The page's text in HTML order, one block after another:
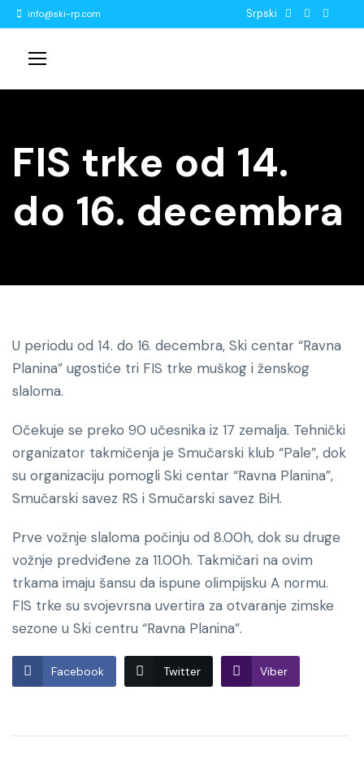
info@ski-rp.com Srpski
FIS trke od 14.
do 16. decembra
U periodu od 14. do 16. decembra, Ski centar “Ravna
Planina” ugostiće tri FIS trke muškog i ženskog
slaloma.
Očekuje se preko 90 učesnika iz 17 zemalja. Tehnički
organizator takmičenja je Smučarski klub “Pale”, dok
su organizaciju pomogli Ski centar “Ravna Planina”,
Smučarski savez RS i Smučarski savez BiH.
Prve vožnje slaloma počinju od 8.00h, dok su druge
vožnje predviđene za 11.00h. Takmičari na ovim
trkama imaju šansu da ispune olimpijsku A normu.
FIS trke su svojevrsna uvertira za otvaranje zimske
sezone u Ski centru “Ravna Planina”.
Facebook Twitter Viber